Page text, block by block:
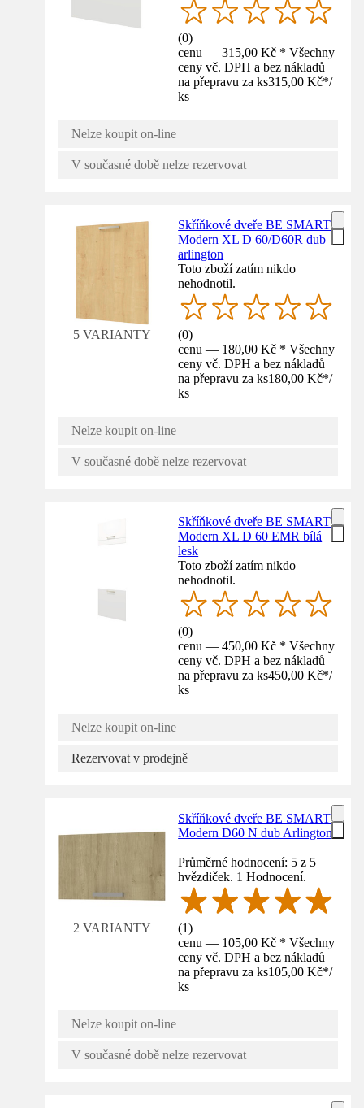
(0)
cenu — 315,00 Kč * Všechny
ceny vč. DPH a bez nákladů
na přepravu za ks315,00 Kč*/
ks
Nelze koupit on-line
V současné době nelze rezervovat
5 VARIANTY
Skříňkové dveře BE SMART
Modern XL D 60/D60R dub
arlington
Toto zboží zatím nikdo
nehodnotil.
(0)
cenu — 180,00 Kč * Všechny
ceny vč. DPH a bez nákladů
na přepravu za ks180,00 Kč*/
ks
Nelze koupit on-line
V současné době nelze rezervovat
Skříňkové dveře BE SMART
Modern XL D 60 EMR bílá
lesk
Toto zboží zatím nikdo
nehodnotil.
(0)
cenu — 450,00 Kč * Všechny
ceny vč. DPH a bez nákladů
na přepravu za ks450,00 Kč*/
ks
Nelze koupit on-line
Rezervovat v prodejně
2 VARIANTY
Skříňkové dveře BE SMART
Modern D60 N dub Arlington
Průměrné hodnocení: 5 z 5
hvězdiček. 1 Hodnocení.
(1)
cenu — 105,00 Kč * Všechny
ceny vč. DPH a bez nákladů
na přepravu za ks105,00 Kč*/
ks
Nelze koupit on-line
V současné době nelze rezervovat